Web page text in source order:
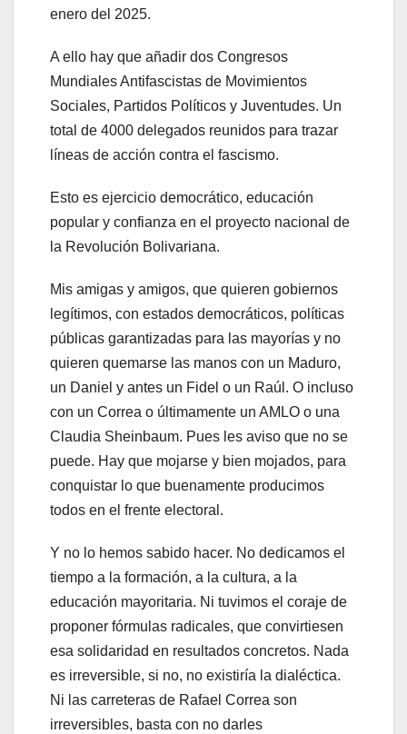
enero del 2025.
A ello hay que añadir dos Congresos
Mundiales Antifascistas de Movimientos
Sociales, Partidos Políticos y Juventudes. Un
total de 4000 delegados reunidos para trazar
líneas de acción contra el fascismo.
Esto es ejercicio democrático, educación
popular y confianza en el proyecto nacional de
la Revolución Bolivariana.
Mis amigas y amigos, que quieren gobiernos
legítimos, con estados democráticos, políticas
públicas garantizadas para las mayorías y no
quieren quemarse las manos con un Maduro,
un Daniel y antes un Fidel o un Raúl. O incluso
con un Correa o últimamente un AMLO o una
Claudia Sheinbaum. Pues les aviso que no se
puede. Hay que mojarse y bien mojados, para
conquistar lo que buenamente producimos
todos en el frente electoral.
Y no lo hemos sabido hacer. No dedicamos el
tiempo a la formación, a la cultura, a la
educación mayoritaria. Ni tuvimos el coraje de
proponer fórmulas radicales, que convirtiesen
esa solidaridad en resultados concretos. Nada
es irreversible, si no, no existiría la dialéctica.
Ni las carreteras de Rafael Correa son
irreversibles, basta con no darles